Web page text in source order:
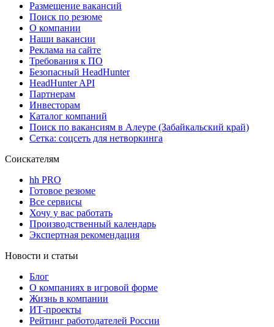
Размещение вакансий
Поиск по резюме
О компании
Наши вакансии
Реклама на сайте
Требования к ПО
Безопасный HeadHunter
HeadHunter API
Партнерам
Инвесторам
Каталог компаний
Поиск по вакансиям в Алеуре (Забайкальский край)
Сетка: соцсеть для нетворкинга
Соискателям
hh PRO
Готовое резюме
Все сервисы
Хочу у вас работать
Производственный календарь
Экспертная рекомендация
Новости и статьи
Блог
О компаниях в игровой форме
Жизнь в компании
ИТ-проекты
Рейтинг работодателей России